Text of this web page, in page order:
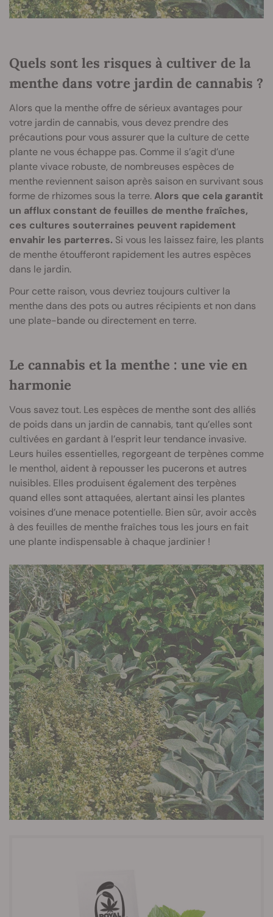
Quels sont les risques à cultiver de la
menthe dans votre jardin de cannabis ?
Alors que la menthe offre de sérieux avantages pour
votre jardin de cannabis, vous devez prendre des
précautions pour vous assurer que la culture de cette
plante ne vous échappe pas. Comme il s’agit d’une
plante vivace robuste, de nombreuses espèces de
menthe reviennent saison après saison en survivant sous
forme de rhizomes sous la terre.Alors que cela garantit
un afflux constant de feuilles de menthe fraîches,
ces cultures souterraines peuvent rapidement
envahir les parterres. Si vous les laissez faire, les plants
de menthe étoufferont rapidement les autres espèces
dans le jardin.
Pour cette raison, vous devriez toujours cultiver la
menthe dans des pots ou autres récipients et non dans
une plate-bande ou directement en terre.
Le cannabis et la menthe : une vie en
harmonie
Vous savez tout. Les espèces de menthe sont des alliés
de poids dans un jardin de cannabis, tant qu’elles sont
cultivées en gardant à l’esprit leur tendance invasive.
Leurs huiles essentielles, regorgeant de terpènes comme
le menthol, aident à repousser les pucerons et autres
nuisibles. Elles produisent également des terpènes
quand elles sont attaquées, alertant ainsi les plantes
voisines d’une menace potentielle. Bien sûr, avoir accès
à des feuilles de menthe fraîches tous les jours en fait
une plante indispensable à chaque jardinier !